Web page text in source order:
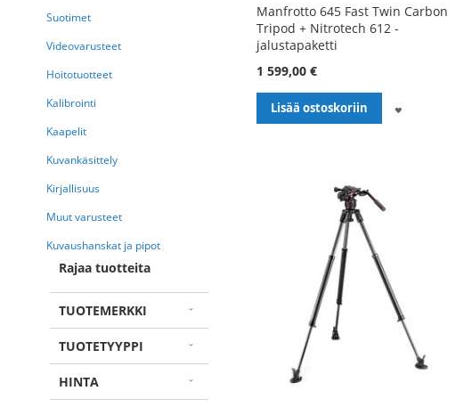
Manfrotto 645 Fast Twin Carbon
Tripod + Nitrotech 612 -
jalustapaketti
1 599,00 €
Lisää ostoskoriin
Suotimet
Videovarusteet
Hoitotuotteet
Kalibrointi
Kaapelit
Kuvankäsittely
Kirjallisuus
Muut varusteet
Kuvaushanskat ja pipot
Rajaa tuotteita
TUOTEMERKKI
TUOTETYYPPI
HINTA